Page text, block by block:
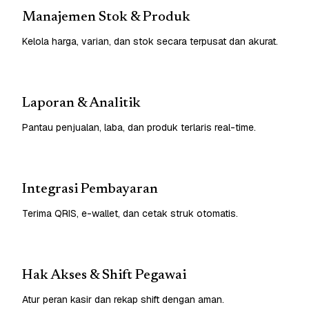
Manajemen Stok & Produk
Kelola harga, varian, dan stok secara terpusat dan akurat.
Laporan & Analitik
Pantau penjualan, laba, dan produk terlaris real-time.
Integrasi Pembayaran
Terima QRIS, e-wallet, dan cetak struk otomatis.
Hak Akses & Shift Pegawai
Atur peran kasir dan rekap shift dengan aman.